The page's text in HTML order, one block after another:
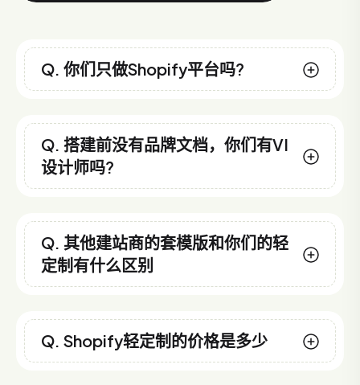
Q. 你们只做Shopify平台吗?
Q. 搭建前没有品牌文档，你们有VI
设计师吗?
Q. 其他建站商的套模版和你们的轻
定制有什么区别
Q. Shopify轻定制的价格是多少